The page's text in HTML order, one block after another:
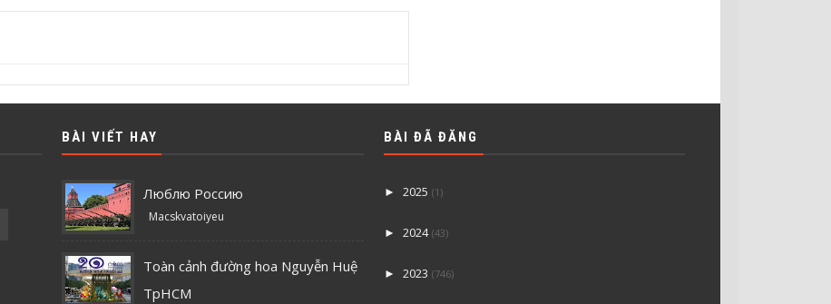
BÀI VIẾT HAY
Люблю Россию
Macskvatoiyeu
Toàn cảnh đường hoa Nguyễn Huệ
TpHCM
BÀI ĐÃ ĐĂNG
► 2025 (1)
► 2024 (43)
► 2023 (746)